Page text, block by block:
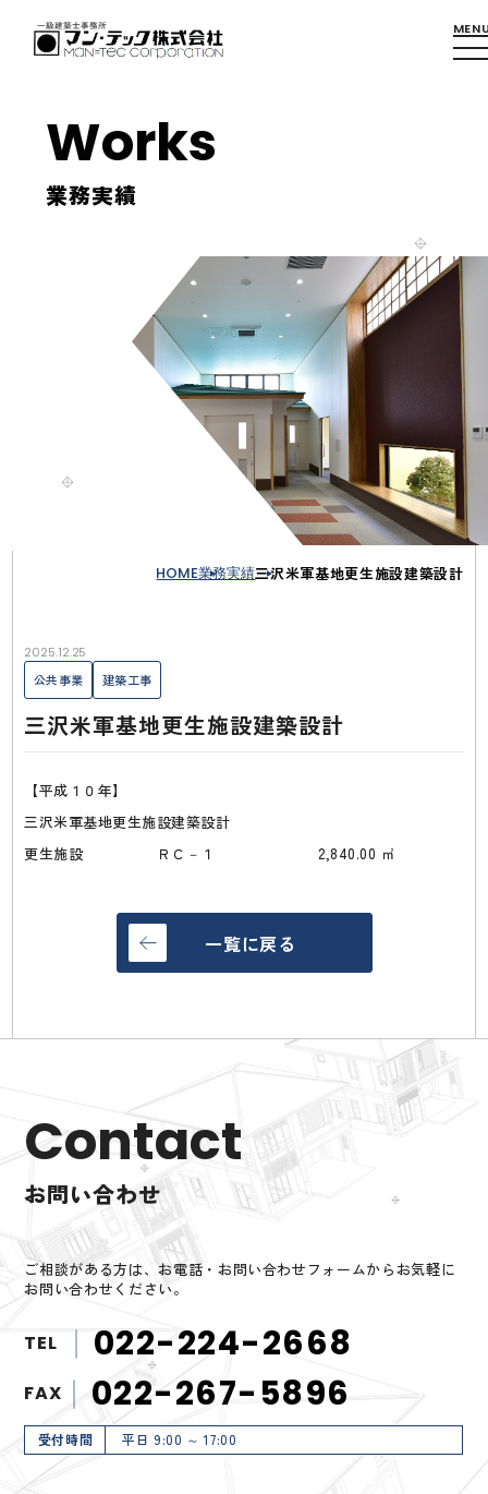
Works
業務実績
HOME業務実績三沢米軍基地更生施設建築設計
2025.12.25
公共事業
建築工事
三沢米軍基地更生施設建築設計
【平成１０年】
三沢米軍基地更生施設建築設計
更生施設 ＲＣ－１ 2,840.00 ㎡
一覧に戻る
Contact
お問い合わせ
ご相談がある方は、お電話・お問い合わせフォームからお気軽に
お問い合わせください。
TEL 022-224-2668
FAX 022-267-5896
受付時間 平日 9:00 ～ 17:00